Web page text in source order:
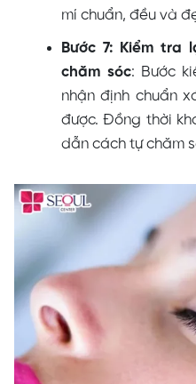
mí chuẩn, đều và
Bước 7: Kiểm tra
chăm sóc: Bước
nhận định chuẩn
được. Đồng thời
dẫn cách tự chăm